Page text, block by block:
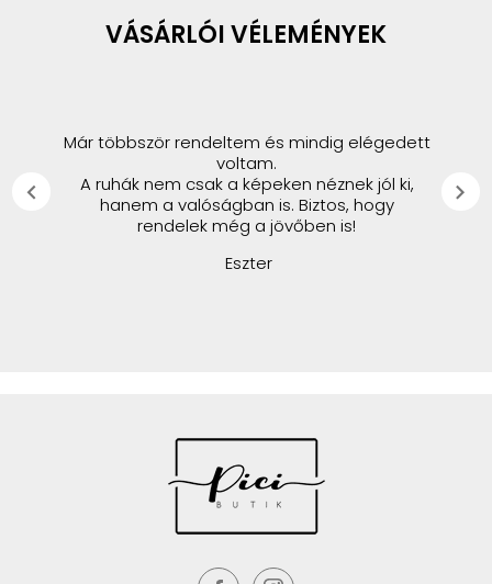
VÁSÁRLÓI VÉLEMÉNYEK
Már többször rendeltem és mindig elégedett
voltam.
A ruhák nem csak a képeken néznek jól ki,
hanem a valóságban is. Biztos, hogy
rendelek még a jövőben is!
Eszter
chevron_left chevron_right